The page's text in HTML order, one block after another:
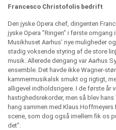
Francesco Christofolis bedrift
Den jyske Opera chef, dirigenten
jyske Opera ”Ringen” i første omgang
Musikhuset Aarhus’ nye muligheder
stadig voksende styring af de store
musik. Allerede dengang var Aarhus
ensemble. Det havde ikke Wagner-
kammermusikalsk smukt og rigtigt,
alligevel indholdsrigere. I de første år
hastighedsrekorder, men så blev
hang sammen med Klaus
scene, som dog også imellem fik os
det”.